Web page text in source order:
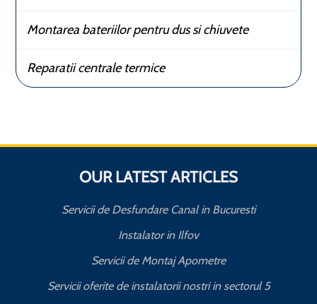
Montarea bateriilor pentru dus si chiuvete
Reparatii centrale termice
OUR LATEST ARTICLES
Servicii de Desfundare Canal in Bucuresti
Instalator in Ilfov
Servicii de Montaj Apometre
Servicii oferite de instalatorii nostri in sectorul 5